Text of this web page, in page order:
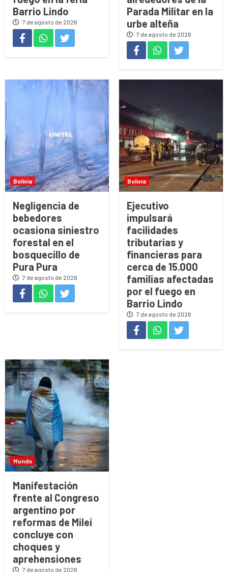
Barrio Lindo
7 de agosto de 2026
Parada Militar en la
urbe alteña
7 de agosto de 2026
Bolivia
Negligencia de
bebedores
ocasiona siniestro
forestal en el
bosquecillo de
Pura Pura
7 de agosto de 2026
Bolivia
Ejecutivo
impulsará
facilidades
tributarias y
financieras para
cerca de 15.000
familias afectadas
por el fuego en
Barrio Lindo
7 de agosto de 2026
Mundo
Manifestación
frente al Congreso
argentino por
reformas de Milei
concluye con
choques y
aprehensiones
7 de agosto de 2026